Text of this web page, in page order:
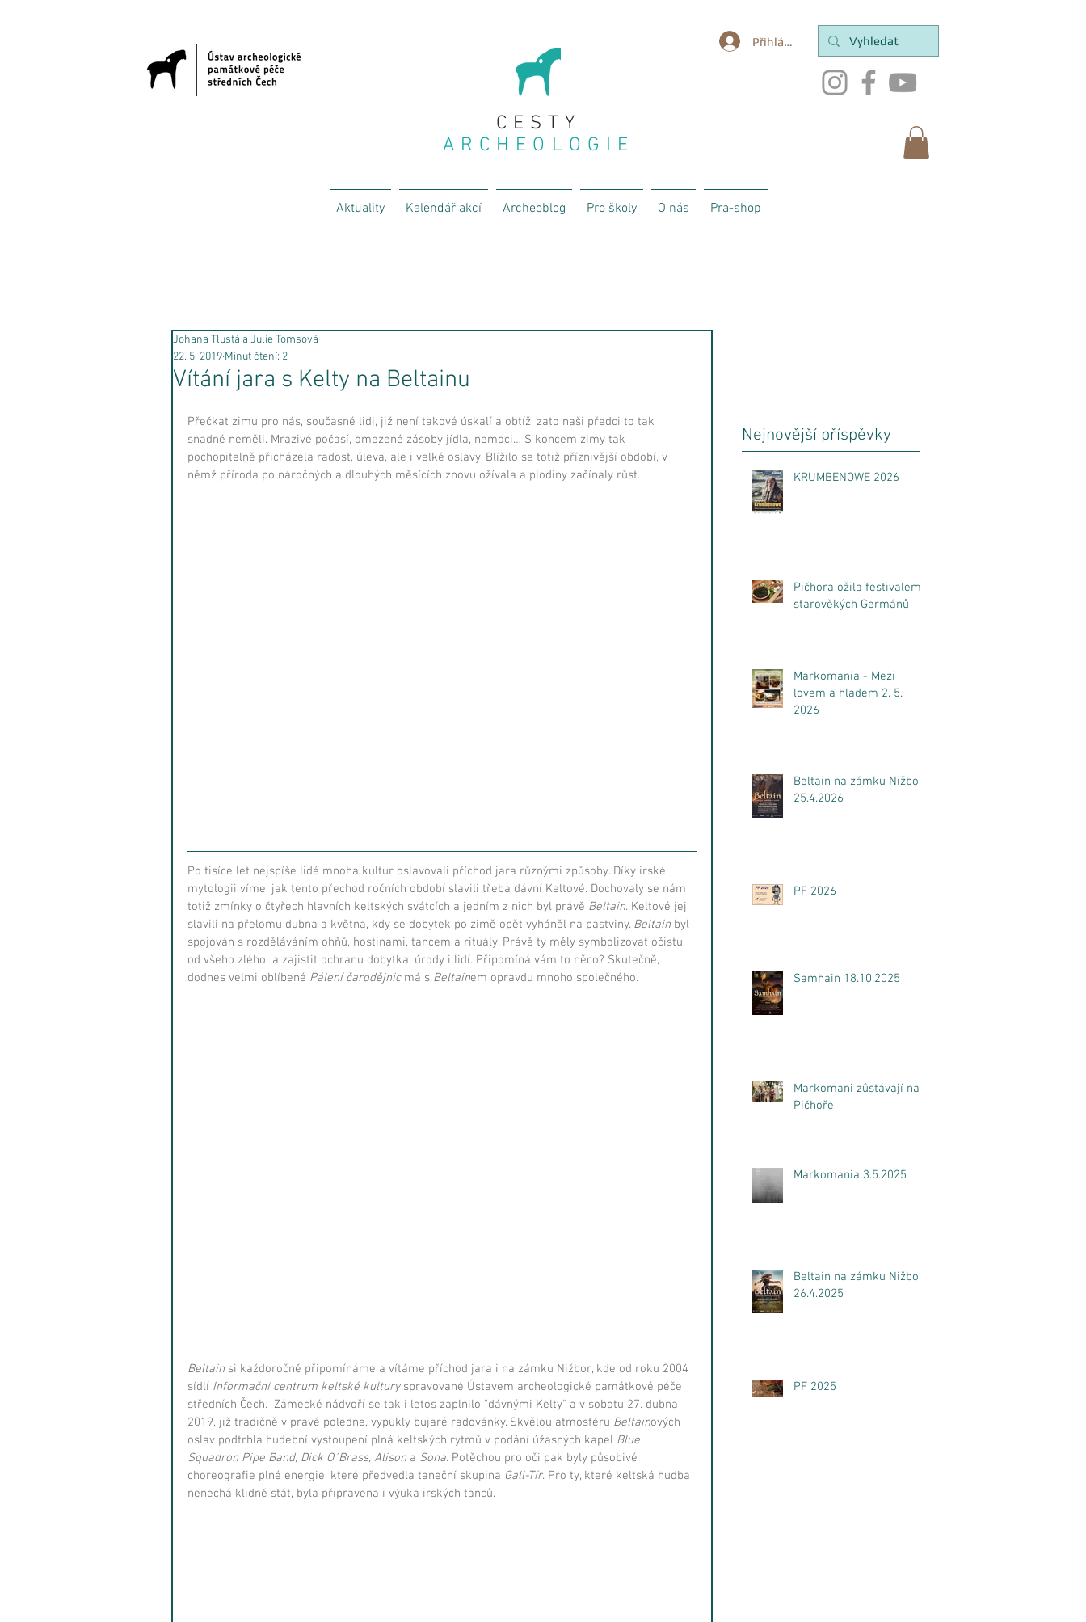
Přihlásit se
CESTY
ARCHEOLOGIE
Aktuality Kalendář akcí Archeoblog Pro školy O nás Pra-shop
Vítání jara s Kelty na Beltainu
Johana Tlustá a Julie Tomsová
22. 5. 2019 Minut čtení: 2
Přečkat zimu pro nás, současné lidi, již není takové úskalí a obtíž, zato naši předci to tak
snadné neměli. Mrazivé počasí, omezené zásoby jídla, nemoci… S koncem zimy tak
pochopitelně přicházela radost, úleva, ale i velké oslavy. Blížilo se totiž příznivější období, v
němž příroda po náročných a dlouhých měsících znovu ožívala a plodiny začínaly růst.
Po tisíce let nejspíše lidé mnoha kultur oslavovali příchod jara různými způsoby. Díky irské
mytologii víme, jak tento přechod ročních období slavili třeba dávní Keltové. Dochovaly se nám
totiž zmínky o čtyřech hlavních keltských svátcích a jedním z nich byl právě Beltain. Keltové jej
slavili na přelomu dubna a května, kdy se dobytek po zimě opět vyháněl na pastviny. Beltain byl
spojován s rozděláváním ohňů, hostinami, tancem a rituály. Právě ty měly symbolizovat očistu
od všeho zlého  a zajistit ochranu dobytka, úrody i lidí. Připomíná vám to něco? Skutečně,
dodnes velmi oblíbené Pálení čarodějnic má s Beltainem opravdu mnoho společného.
Beltain si každoročně připomínáme a vítáme příchod jara i na zámku Nižbor, kde od roku 2004
sídlí Informační centrum keltské kultury spravované Ústavem archeologické památkové péče
středních Čech.  Zámecké nádvoří se tak i letos zaplnilo "dávnými Kelty" a v sobotu 27. dubna
2019, již tradičně v pravé poledne, vypukly bujaré radovánky. Skvělou atmosféru Beltainových
oslav podtrhla hudební vystoupení plná keltských rytmů v podání úžasných kapel Blue
Squadron Pipe Band, Dick O´Brass, Alison a Sona. Potěchou pro oči pak byly působivé
choreografie plné energie, které předvedla taneční skupina Gall-Tír. Pro ty, které keltská hudba
nenechá klidně stát, byla připravena i výuka irských tanců.
Nejnovější příspěvky
KRUMBENOWE 2026
Pičhora ožila festivalem
starověkých Germánů
Markomania - Mezi
lovem a hladem 2. 5.
2026
Beltain na zámku Nižbor
25.4.2026
PF 2026
Samhain 18.10.2025
Markomani zůstávají na
Pičhoře
Markomania 3.5.2025
Beltain na zámku Nižbor
26.4.2025
PF 2025